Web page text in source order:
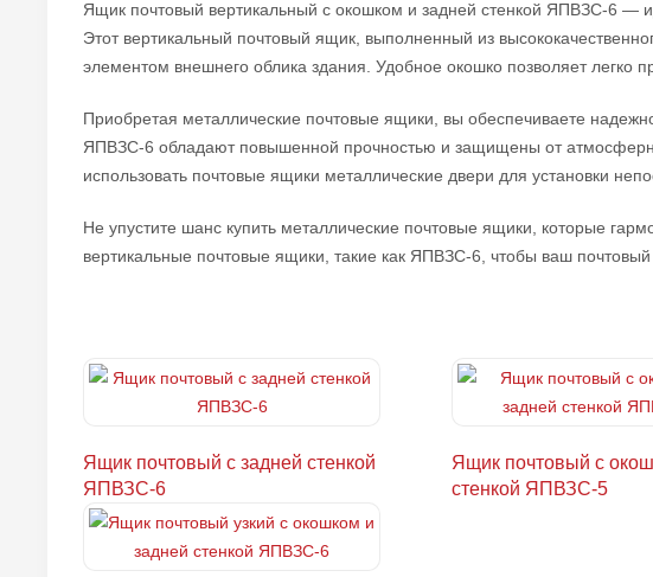
Ящик почтовый вертикальный с окошком и задней стенкой ЯПВЗС-6 —
Этот вертикальный почтовый ящик, выполненный из
элементом внешнего облика здания. Удобное окошко позволяет легко
Приобретая металлические почтовые ящики, вы обеспечиваете
ЯПВЗС-6 обладают повышенной прочностью и защищены от
использовать почтовые ящики металлические двери для установки
Не упустите шанс купить металлические почтовые ящики, которые
вертикальные почтовые ящики, такие как ЯПВЗС-6, чтобы ваш
Ящик почтовый с задней стенкой
ЯПВЗС-6
Ящик почтовый с
стенкой ЯПВЗС-5